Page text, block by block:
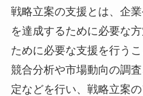
戦略立案の支援とは、企
を達成するために必要な
ために必要な支援を行う
競合分析や市場動向の調
定などを行い、戦略立案